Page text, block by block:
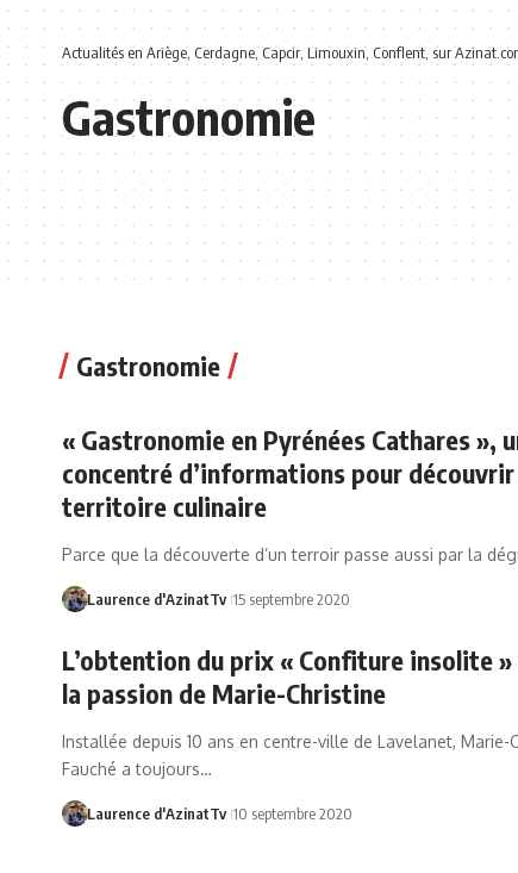
Actualités en Ariège, Cerdagne, Capcir, Limouxin, Conflent, sur
Gastronomie
Gastronomie
« Gastronomie en Pyrénées Cathares »,
concentré d’informations pour
territoire culinaire
Parce que la découverte d’un terroir passe aussi par la
Laurence d'AzinatTv 15 septembre 2020
L’obtention du prix « Confiture insolite »
la passion de Marie-Christine
Installée depuis 10 ans en centre-ville de Lavelanet, Marie-
Fauché a toujours…
Laurence d'AzinatTv 10 septembre 2020